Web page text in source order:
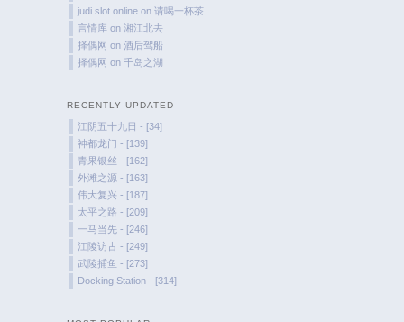
judi slot online on请喝一杯茶
言情库 on湘江北去
择偶网 on酒后驾船
择偶网 on千岛之湖
RECENTLY UPDATED
江阴五十九日 - [34]
神都龙门 - [139]
青果银丝 - [162]
外滩之源 - [163]
伟大复兴 - [187]
太平之路 - [209]
一马当先 - [246]
江陵访古 - [249]
武陵捕鱼 - [273]
Docking Station - [314]